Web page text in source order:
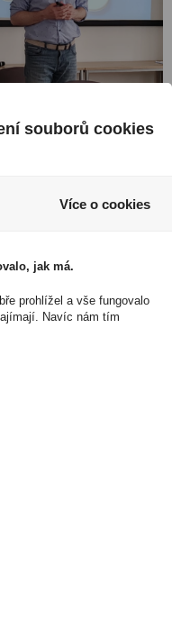
souborů cookies
Více o cookies
jak má.
prohlížel a vše fungovalo
Navíc nám tím